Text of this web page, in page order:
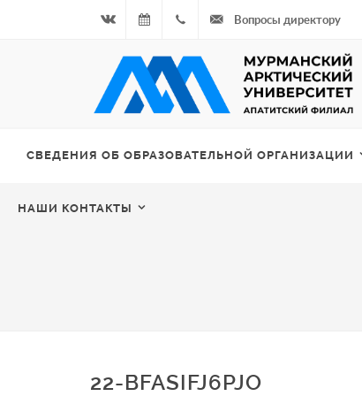
Вконтакте06.08.2026
- Чётная
+7
964
Вопросы директору
СВЕДЕНИЯ ОБ ОБРАЗОВАТЕЛЬНОЙ ОРГАНИЗАЦИИ
НАШИ КОНТАКТЫ
22-BFASIFJ6PJO